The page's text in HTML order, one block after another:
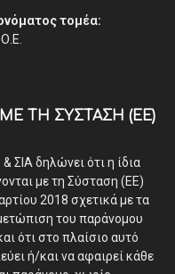
τομέα:
ΤΗ ΣΎΣΤΑΣΗ (ΕΕ)
δηλώνει ότι η ίδια
με τη Σύσταση (ΕΕ)
2018 σχετικά με τα
του παράνομου
ότι στο πλαίσιο αυτό
ή/και να αφαιρεί κάθε